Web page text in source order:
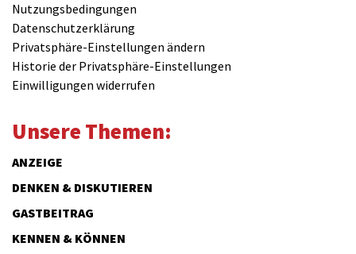
Nutzungsbedingungen
Datenschutzerklärung
Privatsphäre-Einstellungen ändern
Historie der Privatsphäre-Einstellungen
Einwilligungen widerrufen
Unsere Themen:
ANZEIGE
DENKEN & DISKUTIEREN
GASTBEITRAG
KENNEN & KÖNNEN